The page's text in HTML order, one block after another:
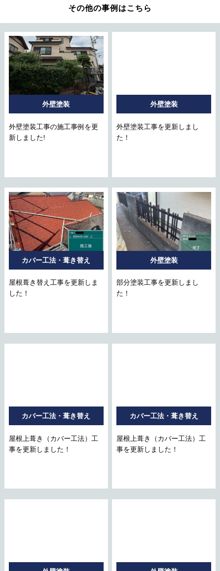
その他の事例はこちら
外壁塗装
外壁塗装工事の施工事例を更
新しました!
外壁塗装
外壁塗装工事を更新しまし
た！
カバー工法・葺き替え
屋根葺き替え工事を更新しま
した！
外壁塗装
部分塗装工事を更新しまし
た！
カバー工法・葺き替え
屋根上葺き（カバー工法）工
事を更新しました！
カバー工法・葺き替え
屋根上葺き（カバー工法）工
事を更新しました！